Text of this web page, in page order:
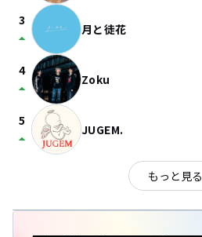
3
arrow_drop_up 月と徒花
4
arrow_drop_up Zoku
5
arrow_drop_up JUGEM.
もっと見る